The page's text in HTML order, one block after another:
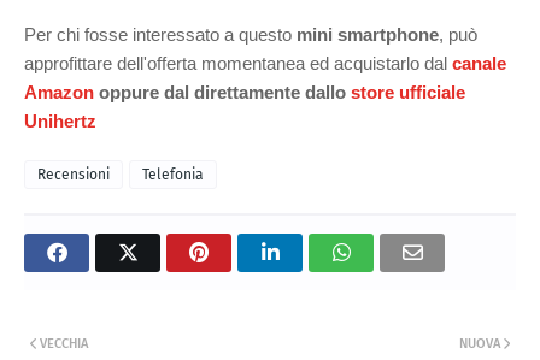
Per chi fosse interessato a questo mini smartphone, può
approfittare dell'offerta momentanea ed acquistarlo dal canale
Amazon oppure dal direttamente dallo store ufficiale
Unihertz
Recensioni Telefonia
NUOVA
VECCHIA